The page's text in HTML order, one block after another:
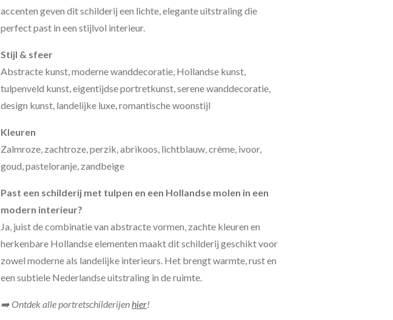
accenten geven dit schilderij een lichte, elegante uitstraling die
perfect past in een stijlvol interieur.
Stijl & sfeer
Abstracte kunst, moderne wanddecoratie, Hollandse kunst,
tulpenveld kunst, eigentijdse portretkunst, serene wanddecoratie,
design kunst, landelijke luxe, romantische woonstijl
Kleuren
Zalmroze, zachtroze, perzik, abrikoos, lichtblauw, crème, ivoor,
goud, pasteloranje, zandbeige
Past een schilderij met tulpen en een Hollandse molen in een
modern interieur?
Ja, juist de combinatie van abstracte vormen, zachte kleuren en
herkenbare Hollandse elementen maakt dit schilderij geschikt voor
zowel moderne als landelijke interieurs. Het brengt warmte, rust en
een subtiele Nederlandse uitstraling in de ruimte.
➡️ Ontdek alle portretschilderijen hier!